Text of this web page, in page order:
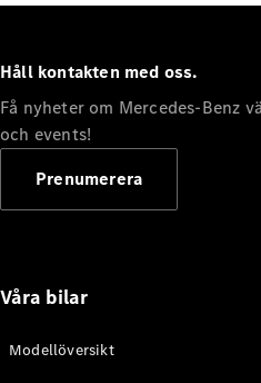
återförsäljare
Skåpbil
Tourer
Håll kontakten med oss.
Få nyheter om Mercedes-Benz
och events!
Prenumerera
Våra bilar
Modellöversikt